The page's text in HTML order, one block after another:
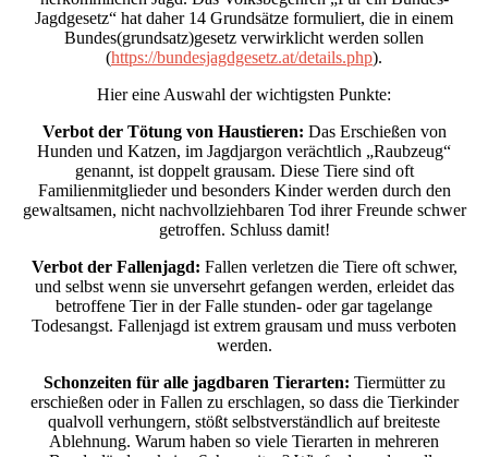
Jagdgesetz“ hat daher 14 Grundsätze formuliert, die in einem
Bundes(grundsatz)gesetz verwirklicht werden sollen
(https://bundesjagdgesetz.at/details.php).
Hier eine Auswahl der wichtigsten Punkte:
Verbot der Tötung von Haustieren: Das Erschießen von
Hunden und Katzen, im Jagdjargon verächtlich „Raubzeug“
genannt, ist doppelt grausam. Diese Tiere sind oft
Familienmitglieder und besonders Kinder werden durch den
gewaltsamen, nicht nachvollziehbaren Tod ihrer Freunde schwer
getroffen. Schluss damit!
Verbot der Fallenjagd: Fallen verletzen die Tiere oft schwer,
und selbst wenn sie unversehrt gefangen werden, erleidet das
betroffene Tier in der Falle stunden- oder gar tagelange
Todesangst. Fallenjagd ist extrem grausam und muss verboten
werden.
Schonzeiten für alle jagdbaren Tierarten: Tiermütter zu
erschießen oder in Fallen zu erschlagen, so dass die Tierkinder
qualvoll verhungern, stößt selbstverständlich auf breiteste
Ablehnung. Warum haben so viele Tierarten in mehreren